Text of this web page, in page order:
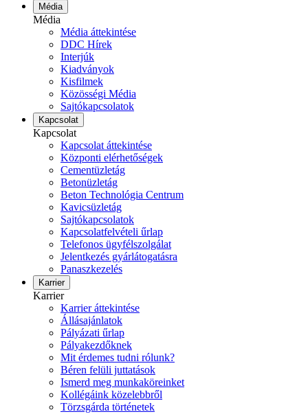
Média
Média
Média áttekintése
DDC Hírek
Interjúk
Kiadványok
Kisfilmek
Közösségi Média
Sajtókapcsolatok
Kapcsolat
Kapcsolat
Kapcsolat áttekintése
Központi elérhetőségek
Cementüzletág
Betonüzletág
Beton Technológia Centrum
Kavicsüzletág
Sajtókapcsolatok
Kapcsolatfelvételi űrlap
Telefonos ügyfélszolgálat
Jelentkezés gyárlátogatásra
Panaszkezelés
Karrier
Karrier
Karrier áttekintése
Állásajánlatok
Pályázati űrlap
Pályakezdőknek
Mit érdemes tudni rólunk?
Béren felüli juttatások
Ismerd meg munkaköreinket
Kollégáink közelebbről
Törzsgárda történetek